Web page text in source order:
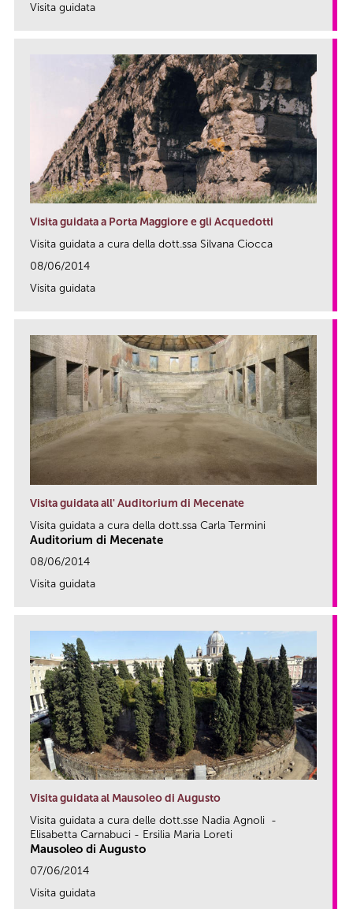
Visita guidata
Visita guidata a Porta Maggiore e gli Acquedotti
Visita guidata a cura della dott.ssa Silvana Ciocca
08/06/2014
Visita guidata
Visita guidata all' Auditorium di Mecenate
Visita guidata a cura della dott.ssa Carla Termini
Auditorium di Mecenate
08/06/2014
Visita guidata
Visita guidata al Mausoleo di Augusto
Visita guidata a cura delle dott.sse Nadia Agnoli -
Elisabetta Carnabuci - Ersilia Maria Loreti
Mausoleo di Augusto
07/06/2014
Visita guidata